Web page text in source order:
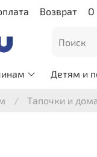
Возврат О
Детям и
Тапочки и